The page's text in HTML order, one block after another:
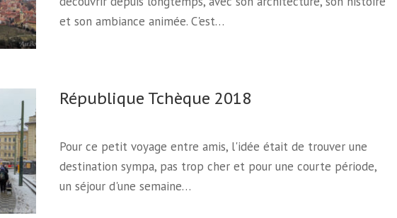
et son ambiance animée. C'est…
République Tchèque 2018
Pour ce petit voyage entre amis, l'idée était de trouver une
destination sympa, pas trop cher et pour une courte période,
un séjour d'une semaine…